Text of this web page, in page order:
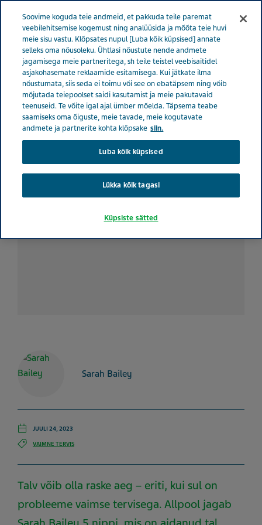
Estonia Tervise eest hoolitsemine Kõik lood
vaimse tervise eest hoolitsemiseks talvel
5 viisi vaimse tervise eest
hoolitsemiseks talvel
Sarah Bailey
JUULI 24, 2023
VAIMNE TERVIS
Talv võib olla raske aeg – eriti, kui sul on
probleeme vaimse tervisega. Allpool jagab
Soovime koguda teie andmeid, et pakkuda teile paremat
veebilehitsemise kogemust ning analüüsida ja mõõta teie huvi
meie sisu vastu. Klõpsates nupul [Luba kõik küpsised] annate
selleks oma nõusoleku. Ühtlasi nõustute nende andmete
jagamisega meie partneritega, sh teile teistel veebisaitidel
asjakohasemate reklaamide esitamisega. Kui jätkate ilma
nõustumata, siis seda ei toimu või see on ebatäpsem ning võib
mõjutada teiepoolset saidi kasutamist ja meie pakutavaid
teenuseid. Te võite igal ajal ümber mõelda. Täpsema teabe
saamiseks oma õiguste, meie tavade, meie kogutavate
andmete ja partnerite kohta klõpsake siin.
Luba kõik küpsised
Lükka kõik tagasi
Küpsiste sätted